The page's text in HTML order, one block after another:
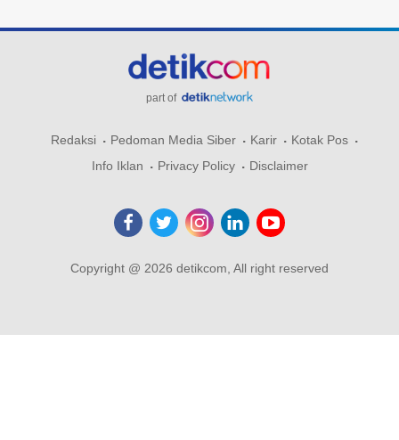
part of
Redaksi Pedoman Media Siber Karir
Kotak Pos
Info Iklan
Privacy Policy Disclaimer
Copyright @ 2026 detikcom, All right reserved